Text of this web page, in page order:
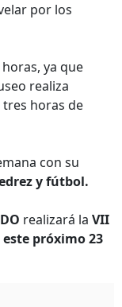
por los
ya que
realiza
horas de
con su
y fútbol.
realizará la VII
próximo 23